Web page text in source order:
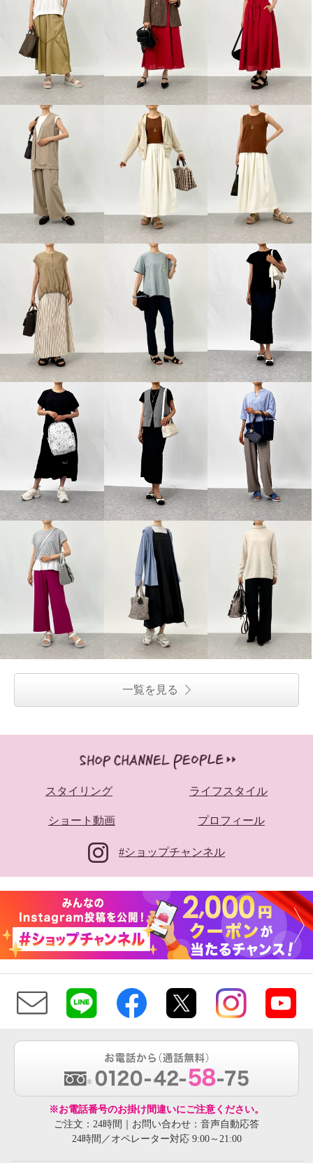
ピーツー コーヒー・ワインなど
の 汚れにも強い 耐久はっ水・接
触冷感 スレンダーパンツ ＜股下
６４ｃｍ＞
Ｓ
¥0
モズ 超簡単！ スッと履ける ダブ
ルエア入りソール 軽量ニットサ
ンダル
ホワイト ２３．５ｃｍ
¥0
一覧を見る
スタイリング ライフスタイル
ショート動画 プロフィール
#ショップチャンネル
※お電話番号のお掛け間違いにご注意ください。
ご注文：24時間｜お問い合わせ：音声自動応答
24時間／オペレーター対応 9:00～21:00